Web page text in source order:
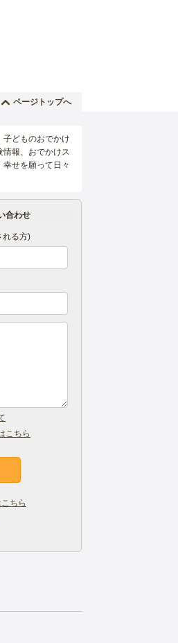
ページトップへ
子どものおでかけ
報、おでかけス
せを願って日々
合わせ
れる方)
こちら
ちら